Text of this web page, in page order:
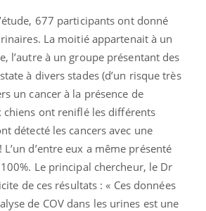
677 participants ont donné
La moitié appartenait à un
l’autre à un groupe présentant des
à divers stades (d’un risque très
un cancer à la présence de
chiens ont reniflé les différents
détecté les cancers avec une
d’entre eux a même présenté
Le principal chercheur, le Dr
de ces résultats : « Ces données
de COV dans les urines est une